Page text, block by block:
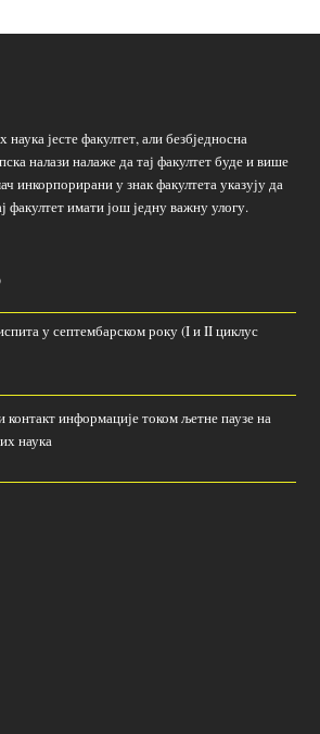
наука јесте факултет, али безбједносна
налази налаже да тај факултет буде и више
инкорпорирани у знак факултета указују да
факултет имати још једну важну улогу.
у септембарском року (I и II циклус
контакт информације током љетне паузе на
наука